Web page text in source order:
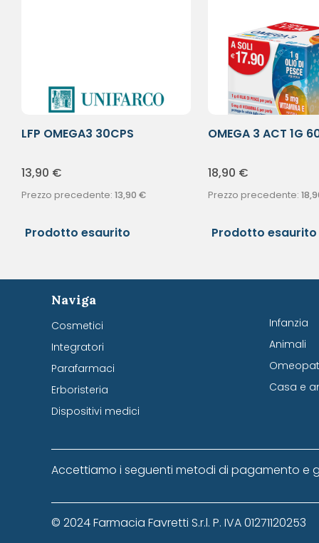
LFP OMEGA3 30CPS
13,90 €
Prezzo precedente: 13,90 €
Prodotto esaurito
OMEGA 3 ACT 1G
18,90 €
Prezzo precedente:
Prodotto esaurito
Naviga
Cosmetici
Integratori
Parafarmaci
Erboristeria
Dispositivi medici
Infanzia
Animali
Casa e
Accettiamo i seguenti metodi di pagamento e
© 2024 Farmacia Favretti S.r.l. P. IVA 01271120253